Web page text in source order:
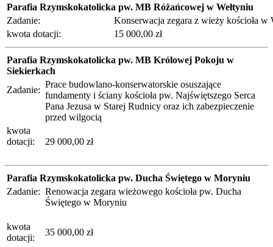
Parafia Rzymskokatolicka pw. MB Różańcowej w Wełtyniu
Zadanie:
Konserwacja zegara z
kwota dotacji:
15 000,00 zł
Parafia Rzymskokatolicka pw. MB Królowej Pokoju w
Siekierkach
Zadanie:
Prace budowlano-konserwatorskie osuszające
fundamenty i ściany kościoła pw. Najświętszego Serca
Pana Jezusa w Starej Rudnicy oraz ich zabezpieczenie
przed wilgocią
kwota
dotacji:
29 000,00 zł
Parafia Rzymskokatolicka pw. Ducha Świętego w Moryniu
Zadanie: Renowacja zegara wieżowego kościoła pw. Ducha
Świętego w Moryniu
kwota
dotacji:
35 000,00 zł